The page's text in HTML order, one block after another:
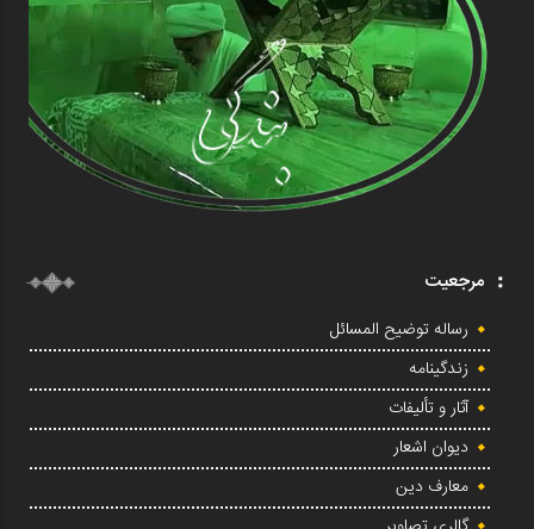
مرجعیت
رساله توضیح المسائل
زندگینامه
آثار و تألیفات
دیوان اشعار
معارف دین